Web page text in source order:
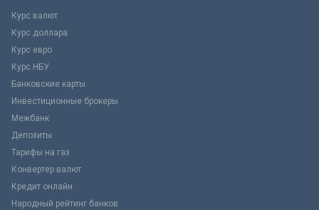
Курс валют
Курс доллара
Курс евро
Курс НБУ
Банковские карты
Инвестиционные брокеры
Межбанк
Депозиты
Тарифы на газ
Конвертер валют
Кредит онлайн
Народный рейтинг банков